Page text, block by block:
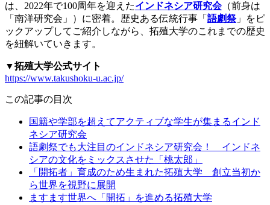
は、2022年で100周年を迎えたインドネシア研究会（前身は
「南洋研究会」）に密着。歴史ある伝統行事「 語劇祭」をピ
ックアップしてご紹介しながら 、拓殖大学のこれまでの歴史
を紐解いていきます。
▼拓殖大学公式サイト
https://www.takushoku-u.ac.jp/
この記事の目次
国籍や学部を超えてアクティブな学生が集まるインド
ネシア研究会
語劇祭でも大注目のインドネシア研究会！ インドネ
シアの文化をミックスさせた「桃太郎」
「開拓者」育成のため生まれた拓殖大学 創立当初か
ら世界を視野に展開
ますます世界へ「開拓」を進める拓殖大学